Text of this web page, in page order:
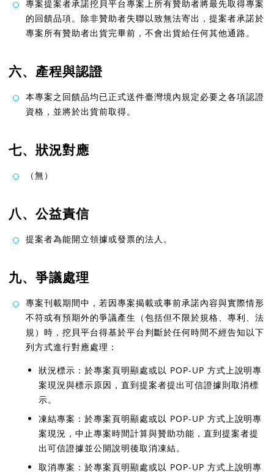
專案提案者承諾挖貝平台專案上所有贊助者將最先取得專案
的回饋品項。除非贊助者失聯以致無法寄出，提案者承諾於
專案所有贊助者出貨完畢前，不會出貨給任何其他通路。
六、產程與認證
本專案之回饋品均已正式送件臺灣境內規定必要之各項認證
資格，並將於出貨前取得。
七、狀況對應
（無）
八、公益責信
提案者為能開立領據或發票的法人。
九、爭議處理
專案刊載期間中，若因專案揭載或事前承諾內容與實際情形
不符或有預期外的爭議產生（包括但不限於規格、專利、法
規）時，挖貝平台得基於平台判斷於任何時間不經告知以下
列方式進行對應處理：
狀況標示：於專案頁明顯處或以 POP-UP 方式上說明專
案現況與標示原因，直到提案者提出可信證據則取消標
示。
凍結專案：於專案頁明顯處或以 POP-UP 方式上說明專
案現況，中止專案時間計算與贊助功能，直到提案者提
出可信證據並公開說明後取消凍結。
取消專案：於專案頁明顯處或以 POP-UP 方式上說明專